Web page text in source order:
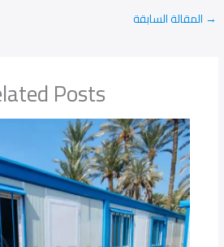
→ المقالة السابقة
Posts